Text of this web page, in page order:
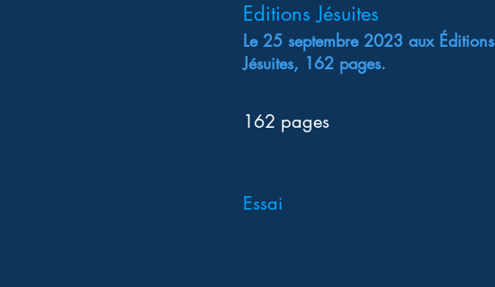
Editions Jésuites
Le 25 septembre 2023 aux Éditions
Jésuites, 162 pages.
162 pages
Essai